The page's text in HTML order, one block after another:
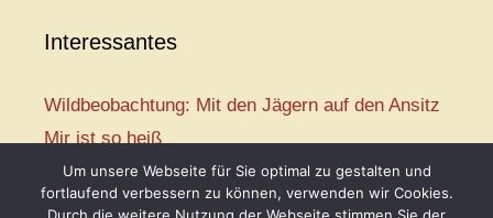
Interessantes
Wildbeobachtung: Mit den Jägern auf den Ansitz
Mir ist so heiß
Mission: Rettungsschwimmer
Vogelwelt-Entdeckertour
Um unsere Webseite für Sie optimal zu gestalten und
fortlaufend verbessern zu können, verwenden wir Cookies.